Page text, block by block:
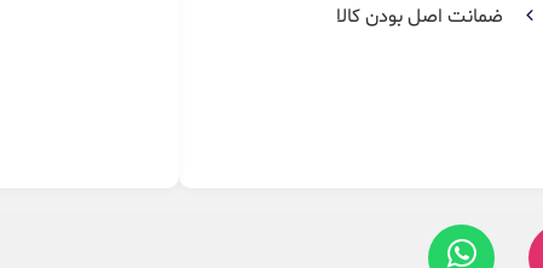
ضمانت اصل بودن کالا